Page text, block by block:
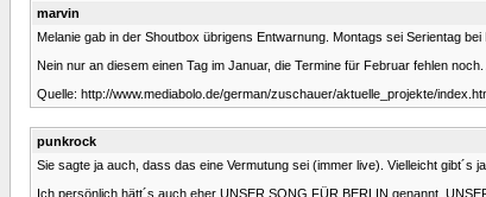
marvin
Melanie gab in der Shoutbox übrigens Entwarnung. Montags sei Serientag
Nein nur an diesem einen Tag im Januar, die Termine für Februar fehlen
Quelle: http://www.mediabolo.de/german/zuschauer/aktuelle_projekte/
punkrock
Sie sagte ja auch, dass das eine Vermutung sei (immer live). Vielleicht gibt´s
Ich persönlich hätt´s auch eher UNSER SONG FÜR BERLIN genannt.